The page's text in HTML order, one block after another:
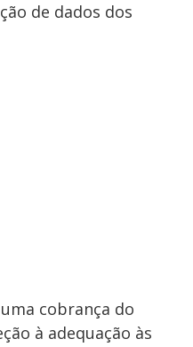
de dados dos
cobrança do
à adequação às